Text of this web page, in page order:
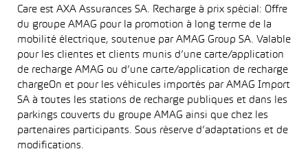
Care est AXA Assurances SA. Recharge à prix spécial: Offre
du groupe AMAG pour la promotion à long terme de la
mobilité électrique, soutenue par AMAG Group SA. Valable
pour les clientes et clients munis d’une carte/application
de recharge AMAG ou d’une carte/application de recharge
chargeOn et pour les véhicules importés par AMAG Import
SA à toutes les stations de recharge publiques et dans les
parkings couverts du groupe AMAG ainsi que chez les
partenaires participants. Sous réserve d’adaptations et de
modifications.